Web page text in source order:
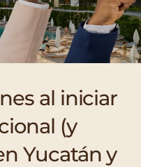
al iniciar
(y
Yucatán y